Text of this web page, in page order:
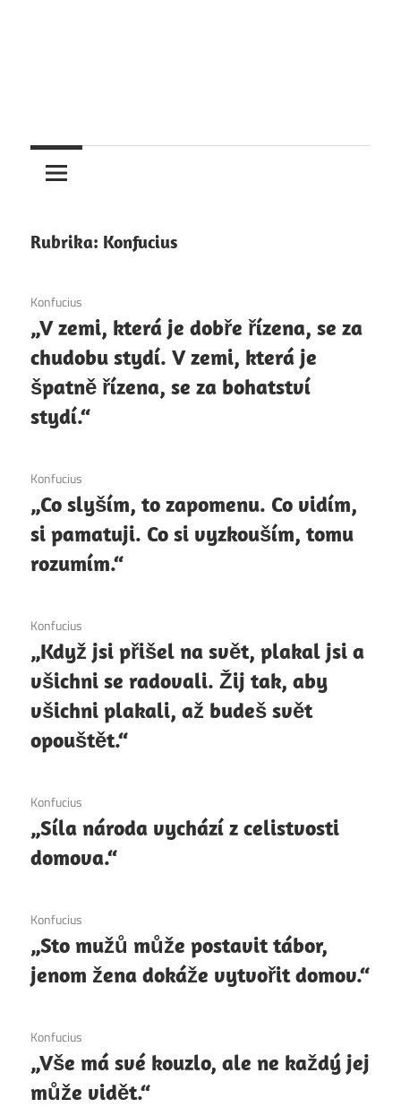
Rubrika: Konfucius
6. 12. 2020
Konfucius
„V zemi, která je dobře řízena, se za
chudobu stydí. V zemi, která je
špatně řízena, se za bohatství
stydí.“
6. 12. 2020
Konfucius
„Co slyším, to zapomenu. Co vidím,
si pamatuji. Co si vyzkouším, tomu
rozumím.“
6. 12. 2020
Konfucius
„Když jsi přišel na svět, plakal jsi a
všichni se radovali. Žij tak, aby
všichni plakali, až budeš svět
opouštět.“
6. 12. 2020
Konfucius
„Síla národa vychází z celistvosti
domova.“
6. 12. 2020
Konfucius
„Sto mužů může postavit tábor,
jenom žena dokáže vytvořit domov.“
6. 12. 2020
Konfucius
„Vše má své kouzlo, ale ne každý jej
může vidět.“